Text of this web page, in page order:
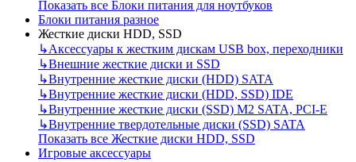
Показать все Блоки питания для ноутбуков
Блоки питания разное
Жесткие диски HDD, SSD
↳Аксессуары к жестким дискам USB box, переходники
↳Внешние жесткие диски и SSD
↳Внутренние жесткие диски (HDD) SATA
↳Внутренние жесткие диски (HDD, SSD) IDE
↳Внутренние жесткие диски (SSD) M2 SATA, PCI-E
↳Внутренние твердотельные диски (SSD) SATA
Показать все Жесткие диски HDD, SSD
Игровые аксессуары